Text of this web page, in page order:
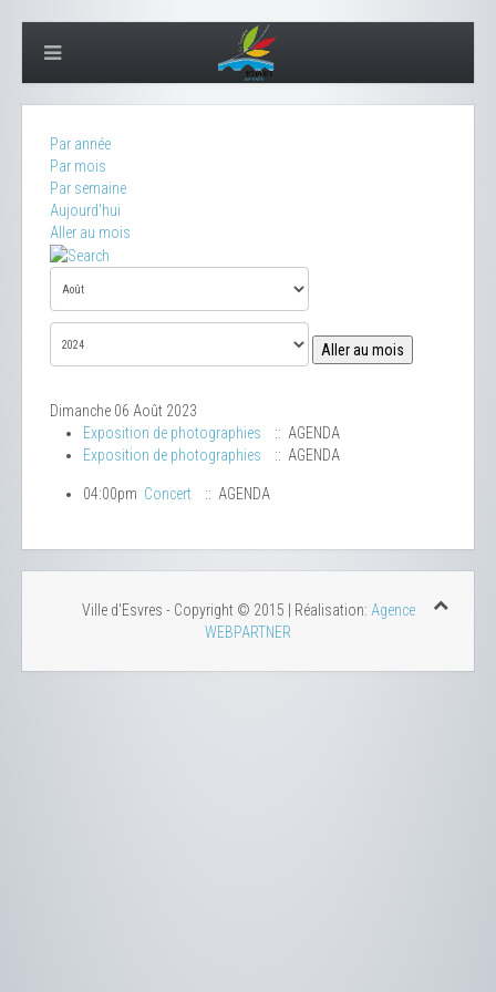
Par année
Par mois
Par semaine
Aujourd'hui
Aller au mois
Aller au mois
Dimanche 06 Août 2023
Exposition de photographies
:: AGENDA
Exposition de photographies
:: AGENDA
04:00pm Concert :: AGENDA
Ville d'Esvres - Copyright © 2015 | Réalisation: Agence
WEBPARTNER